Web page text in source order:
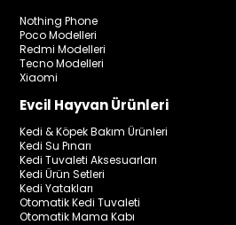
Nothing Phone
Poco Modelleri
Redmi Modelleri
Tecno Modelleri
Xiaomi
Evcil Hayvan Ürünleri
Kedi & Köpek Bakım Ürünleri
Kedi Su Pınarı
Kedi Tuvaleti Aksesuarları
Kedi Ürün Setleri
Kedi Yatakları
Otomatik Kedi Tuvaleti
Otomatik Mama Kabı